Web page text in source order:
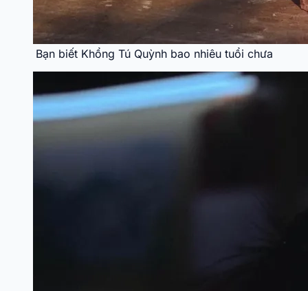
Bạn biết Khổng Tú Quỳnh bao nhiêu tuổi chưa